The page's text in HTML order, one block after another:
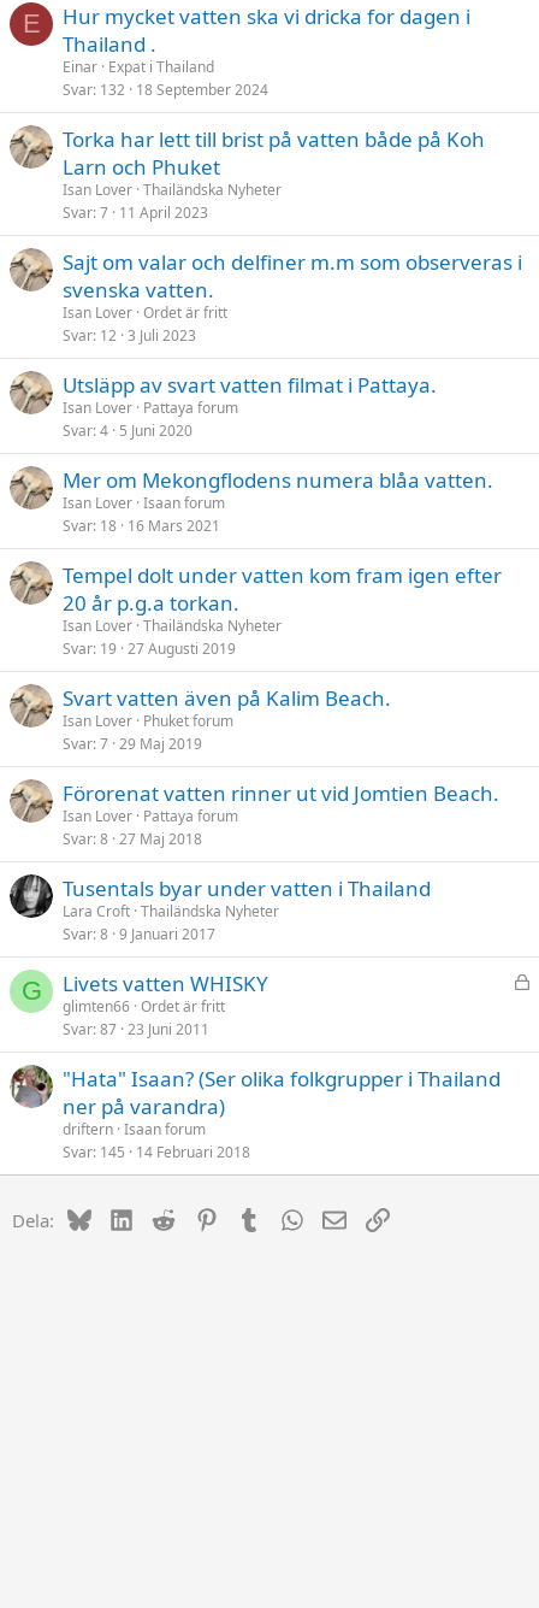
E
Hur mycket vatten ska vi dricka for dagen i
Thailand .
Einar Expat i Thailand
Svar 132 18 September 2024
Torka har lett till brist på vatten både på Koh
Larn och Phuket
Isan Lover Thailändska Nyheter
Svar 7 11 April 2023
Sajt om valar och delfiner m.m som observeras i
svenska vatten.
Isan Lover Ordet är fritt
Svar 12 3 Juli 2023
Utsläpp av svart vatten filmat i Pattaya.
Isan Lover Pattaya forum
Svar 4 5 Juni 2020
Mer om Mekongflodens numera blåa vatten.
Isan Lover Isaan forum
Svar 18 16 Mars 2021
Tempel dolt under vatten kom fram igen efter
20 år p.g.a torkan.
Isan Lover Thailändska Nyheter
Svar 19 27 Augusti 2019
Svart vatten även på Kalim Beach.
Isan Lover Phuket forum
Svar 7 29 Maj 2019
Förorenat vatten rinner ut vid Jomtien Beach.
Isan Lover Pattaya forum
Svar 8 27 Maj 2018
Tusentals byar under vatten i Thailand
Lara Croft Thailändska Nyheter
Svar 8 9 Januari 2017
G
L
t
Livets vatten WHISKY
glimten66 Ordet är fritt
Svar 87 23 Juni 2011
"Hata" Isaan? (Ser olika folkgrupper i Thailand
ner på varandra)
driftern Isaan forum
Svar 145 14 Februari 2018
Dela: BlueskyLinkedIn
Reddit PinterestTumblrWhatsApp
E-postLänk